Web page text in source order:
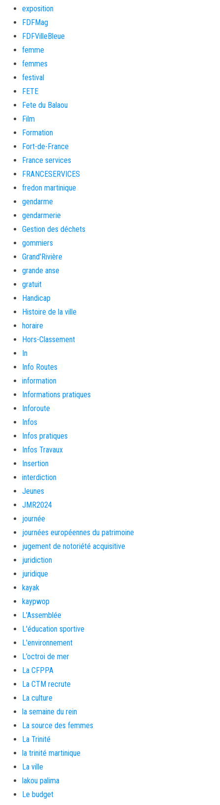
exposition
FDFMag
FDFVilleBleue
femme
femmes
festival
FETE
Fete du Balaou
Film
Formation
Fort-de-France
France services
FRANCESERVICES
fredon martinique
gendarme
gendarmerie
Gestion des déchets
gommiers
Grand'Rivière
grande anse
gratuit
Handicap
Histoire de la ville
horaire
Hors-Classement
In
Info Routes
information
Informations pratiques
Inforoute
Infos
Infos pratiques
Infos Travaux
Insertion
interdiction
Jeunes
JMR2024
journée
journées européennes du patrimoine
jugement de notoriété acquisitive
juridiction
juridique
kayak
kaypwop
L'Assemblée
L'éducation sportive
L'environnement
L’octroi de mer
La CFPPA
La CTM recrute
La culture
la semaine du rein
La source des femmes
La Trinité
la trinité martinique
La ville
lakou palima
Le budget